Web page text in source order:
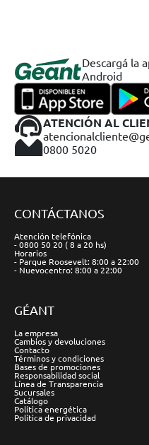
Descargá la
Android
ATENCIÓN AL
0800 5020
CONTÁCTANOS
Atención telefónica
- 0800 50 20 ( 8 a 20 hs)
Horarios
- Parque Roosevelt: 8:00 a 22:00
- Nuevocentro: 8:00 a 22:00
GÉANT
La empresa
Cambios y devoluciones
Contacto
Términos y condiciones
Bases de promociones
Responsabilidad social
Línea de Transparencia
Sucursales
Catálogo
Política energética
Política de privacidad